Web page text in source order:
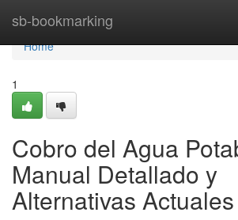
sb-bookmarking
Home
Home
1
Cobro del Agua
Manual Detallado y
Alternativas Actuales